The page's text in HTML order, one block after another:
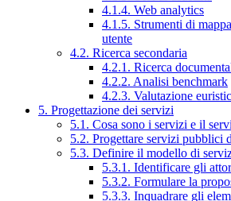
4.1.4. Web analytics
4.1.5. Strumenti di
utente
4.2. Ricerca secondaria
4.2.1. Ricerca
4.2.2. Analisi benchmark
4.2.3. Valutazione
5. Progettazione dei servizi
5.1. Cosa sono i servizi e il
5.2. Progettare servizi pubblici
5.3. Definire il modello di
5.3.1. Identificare gli
5.3.2. Formulare la
5.3.3. Inquadrare gli